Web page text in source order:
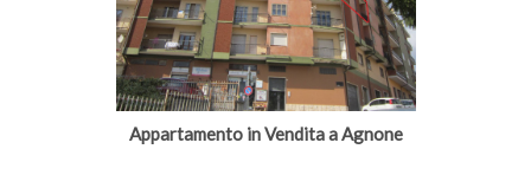
Appartamento in Vendita a Agnone